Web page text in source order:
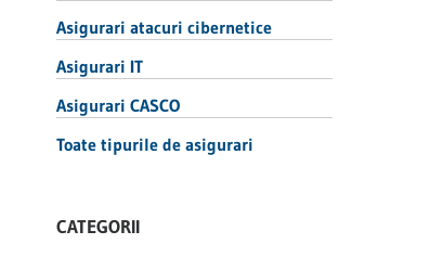
Asigurari atacuri cibernetice
Asigurari IT
Asigurari CASCO
Toate tipurile de asigurari
CATEGORII